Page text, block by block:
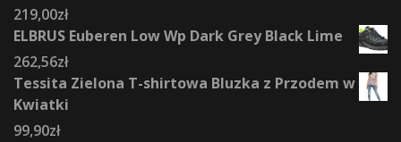
219,00zł
ELBRUS Euberen Low Wp Dark Grey Black Lime
262,56zł
Tessita Zielona T-shirtowa Bluzka z Przodem w
Kwiatki
99,90zł